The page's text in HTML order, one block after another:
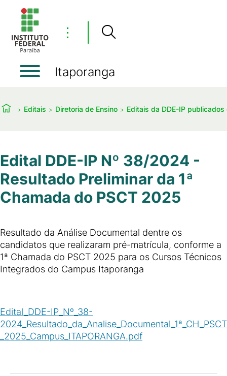
⋮
Itaporanga
Editais Diretoria de Ensino Editais da DDE-IP
Edital DDE-IP Nº 38/2024 -
Resultado Preliminar da 1ª
Chamada do PSCT 2025
Resultado da Análise Documental dentre os
candidatos que realizaram pré-matrícula, conforme a
1ª Chamada do PSCT 2025 para os Cursos Técnicos
Integrados do Campus Itaporanga
Edital_DDE-IP_Nº_38-
2024_Resultado_da_Analise_Documental_1ª_CH_PSCT
_2025_Campus_ITAPORANGA.pdf